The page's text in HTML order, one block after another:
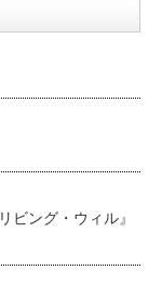
ング・ウィル』